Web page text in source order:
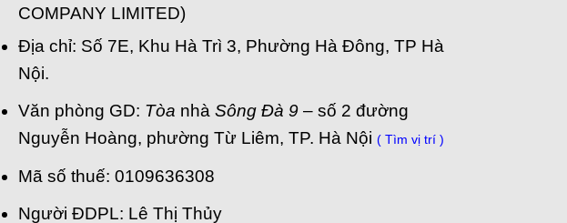
COMPANY LIMITED)
Địa chỉ: Số 7E, Khu Hà Trì 3, Phường Hà Đông, TP Hà
Nội.
Văn phòng GD: Tòa nhà Sông Đà 9 – số 2 đường
Nguyễn Hoàng, phường Từ Liêm, TP. Hà Nội ( Tìm vị trí )
Mã số thuế: 0109636308
Người ĐDPL: Lê Thị Thủy